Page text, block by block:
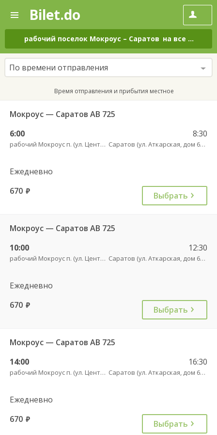
—
Поиск
и
покупка
билетов
на
автобус
онлайн
Bilet.do
рабочий поселок Мокроус – Саратов на все дни
По времени отправления
Время отправления и прибытия местное
Мокроус — Саратов АВ 725
6:00
рабочий Мокроус п. (ул. Центральная, 37)
8:30
Саратов (ул. Аткарская, дом 66 А)
Ежедневно
670 руб. Выбрать
Мокроус — Саратов АВ 725
10:00
рабочий Мокроус п. (ул. Центральная, 37)
12:30
Саратов (ул. Аткарская, дом 66 А)
Ежедневно
670 руб. Выбрать
Мокроус — Саратов АВ 725
14:00
рабочий Мокроус п. (ул. Центральная, 37)
16:30
Саратов (ул. Аткарская, дом 66 А)
Ежедневно
670 руб. Выбрать